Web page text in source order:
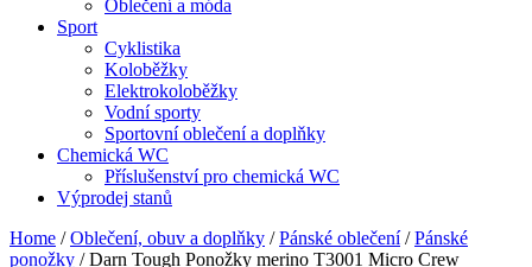
Oblečení a móda
Sport
Cyklistika
Koloběžky
Elektrokoloběžky
Vodní sporty
Sportovní oblečení a doplňky
Chemická WC
Příslušenství pro chemická WC
Výprodej stanů
Home /Oblečení, obuv a doplňky /Pánské oblečení/Pánské
ponožky / Darn Tough Ponožky merino T3001 Micro Crew